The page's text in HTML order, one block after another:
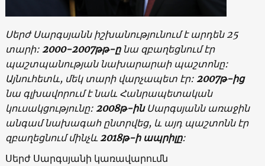
Սերժ Սարգսյանն իշխանությունում է արդեն 25
տարի: 2000-2007թթ-ընա զբաղեցնում էր
պաշտպանության նախարարաի պաշտոնը:
Այնուհետև, մեկ տարի վարչապետ էր: 2007թ-ից
նա գլխավորում է նաև Հանրապետական
կուսակցությունը: 2008թ-ինՍարգսյանն առաջին
անգամ նախագահ ընտրվեց, և այդ պաշտոնն էր
զբաղեցնում մինչև 2018թ-ի ապրիլը:
Սերժ Սարգսյանի կառավարումն